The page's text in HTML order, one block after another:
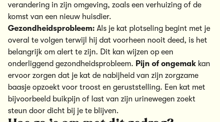
verandering in zijn omgeving, zoals een verhuizing of de
komst van een nieuw huisdier.
Gezondheidsprobleem: Als je kat plotseling begint met je
overal te volgen terwijl hij dat voorheen nooit deed, is het
belangrijk om alert te zijn. Dit kan wijzen op een
onderliggend gezondheidsprobleem. Pijn of ongemak kan
ervoor zorgen dat je kat de nabijheid van zijn zorgzame
baasje opzoekt voor troost en geruststelling. Een kat met
bijvoorbeeld buikpijn of last van zijn urinewegen zoekt
steun door dicht bij je te blijven.